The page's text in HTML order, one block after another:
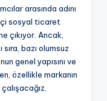
arasında adını
sosyal ticaret
çıkıyor. Ancak,
bazı olumsuz
genel yapısını ve
özellikle markanın